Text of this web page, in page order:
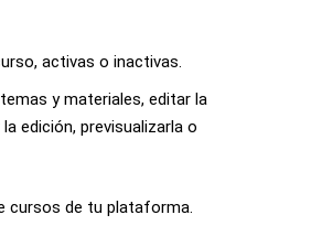
activas o inactivas.
y materiales, editar la
edición, previsualizarla o
cursos de tu plataforma.